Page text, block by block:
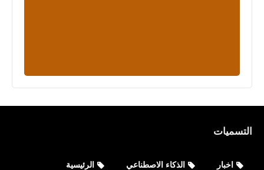
التسميات
اخبار الذكاء الاصطناعي الرئيسية